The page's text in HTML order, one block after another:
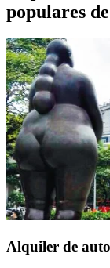
populares de
Alquiler de